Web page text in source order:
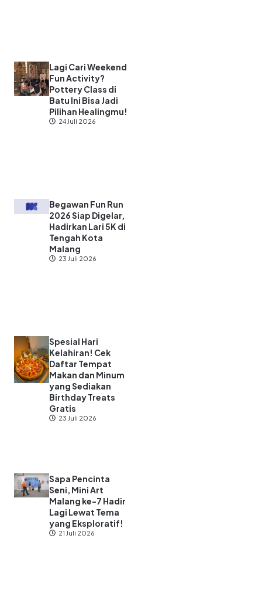
Lagi Cari Weekend
Fun Activity?
Pottery Class di
Batu Ini Bisa Jadi
Pilihan Healingmu!
24 Juli 2026
Begawan Fun Run
2026 Siap Digelar,
Hadirkan Lari 5K di
Tengah Kota
Malang
23 Juli 2026
Spesial Hari
Kelahiran! Cek
Daftar Tempat
Makan dan Minum
yang Sediakan
Birthday Treats
Gratis
23 Juli 2026
Sapa Pencinta
Seni, Mini Art
Malang ke-7 Hadir
Lagi Lewat Tema
yang Eksploratif!
21 Juli 2026